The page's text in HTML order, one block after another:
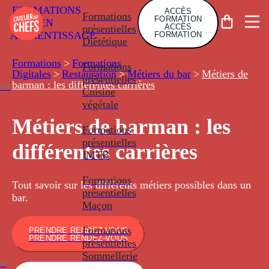
FORMATIONS
EN
APPRENTISSAGE
Formations
présentielles
Diététique
Formations
présentielles
Cuisine
végétale
Formations
présentielles
IMTB
Formations
présentielles
Maçon
Formations
présentielles
Sommellerie
ACCÈS
FORMATION
ACCÈS
FORMATION
Formations > Formations
Digitales > Restauration > Métiers du bar > Métiers de
barman : les différentes carrières
Métiers de barman : les
différentes carrières
Tout savoir sur les différents métiers possibles dans un
bar.
PRENDRE RENDEZ-VOUS
PRENDRE RENDEZ-VOUS